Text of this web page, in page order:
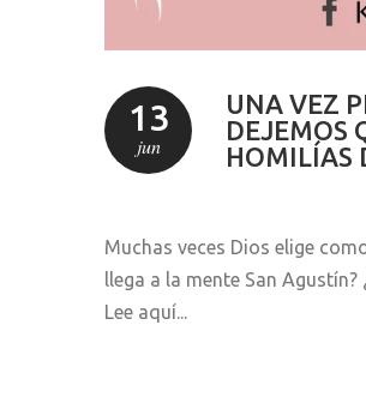
13
jun
UNA VEZ
DEJEMOS
HOMILÍAS
Muchas veces Dios elige
llega a la mente San
Lee aquí...